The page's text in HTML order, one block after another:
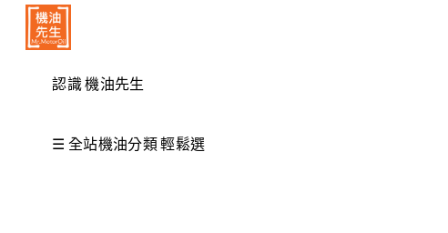
SkipMenu
認識 機油先生
☰ 全站機油分類 輕鬆選